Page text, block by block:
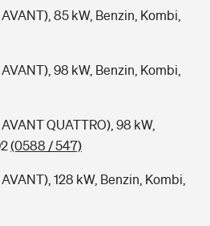
85 kW, Benzin, Kombi,
98 kW, Benzin, Kombi,
QUATTRO), 98 kW,
(0588 / 547)
128 kW, Benzin, Kombi,